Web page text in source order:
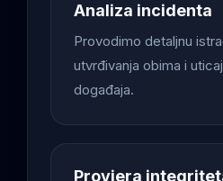
Analiza incidenta
Provodimo detaljnu
utvrđivanja obima i
događaja.
Provjera